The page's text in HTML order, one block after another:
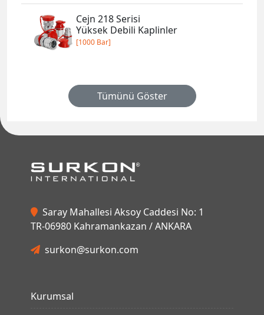
Cejn 218 Serisi
Yüksek Debili Kaplinler
[1000 Bar]
Tümünü Göster
Saray Mahallesi Aksoy Caddesi No: 1
TR-06980 Kahramankazan / ANKARA
surkon@surkon.com
Kurumsal